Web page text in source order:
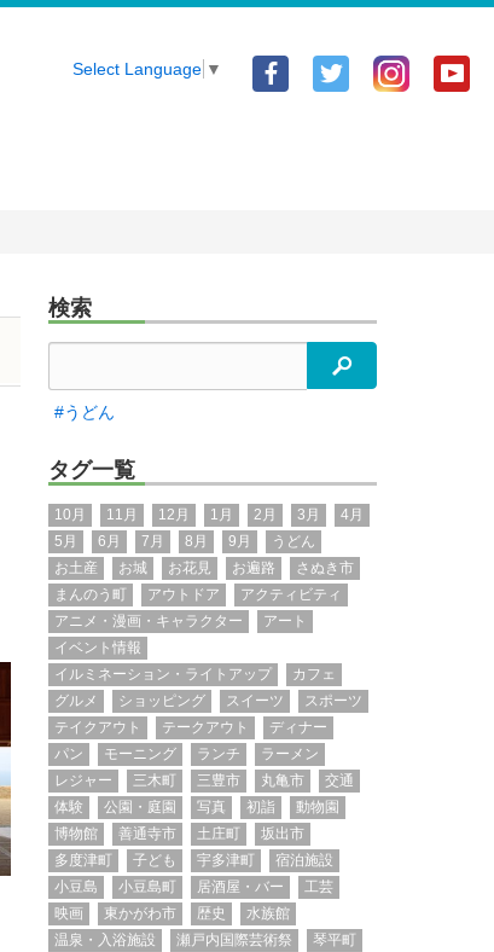
Facebook
Twitter
Select Language ▼
検索
検索
#うどん
タグ一覧
10月 11月 12月 1月 2月 3月
4月
5月
6月 7月 8月 9月
うどん
お土産
お城 お花見 お遍路
さぬき市
まんのう町
アウトドア
アクティビティ
アニメ・漫画・キャラクター
アート
イベント情報
イルミネーション・ライトアップ
カフェ
グルメ
ショッピング スイーツ
スポーツ
テイクアウト
テークアウト
ディナー
パン
モーニング ランチ
ラーメン
レジャー
三木町 三豊市 丸亀市
交通
体験
公園・庭園 写真 初詣
動物園
博物館
善通寺市 土庄町
坂出市
多度津町
子ども 宇多津町
宿泊施設
小豆島
小豆島町 居酒屋・バー
工芸
映画
東かがわ市 歴史
水族館
温泉・入浴施設
瀬戸内国際芸術祭
琴平町